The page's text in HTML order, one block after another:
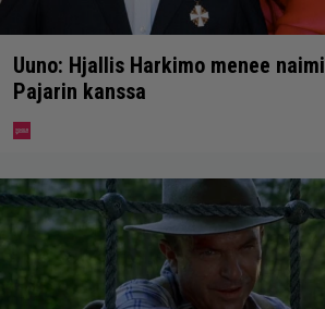
Uuno: Hjallis Harkimo menee
Pajarin kanssa